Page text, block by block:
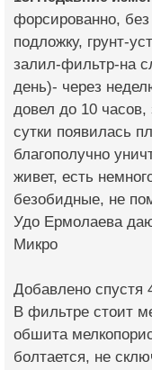
форсированно,
подложку, грунт-
залил-фильтр-на
день)- через
довел до 10 часов,
сутки появилась
благополучно
живет, есть
безобидные, не
Удо Ермолаева
Микро
Добавлено спустя
В фильтре стоит
обшита
болтается, не